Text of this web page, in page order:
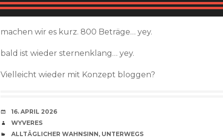
machen wir es kurz. 800 Beträge… yey.
bald ist wieder sternenklang… yey.
Vielleicht wieder mit Konzept bloggen?
VERABREDUNG
16. APRIL 2026
VERFASSER
WYVERES
CATEGORIES
ALLTÄGLICHER WAHNSINN, UNTERWEGS